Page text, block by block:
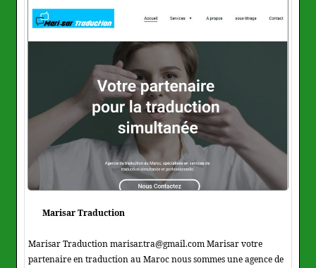
Marisar Traduction
Marisar Traduction marisar.tra@gmail.com Marisar votre
partenaire en traduction au Maroc nous sommes une agence de